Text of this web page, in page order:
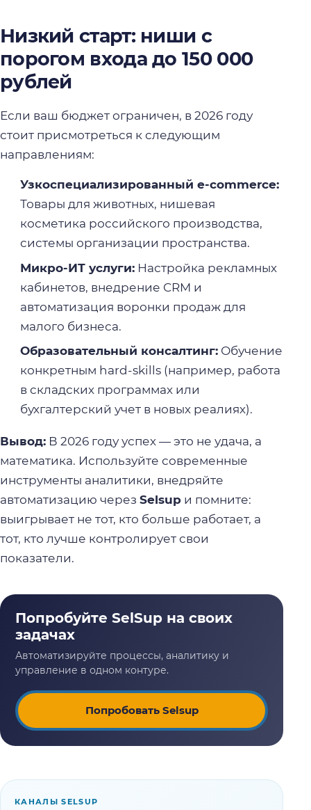
Низкий старт: ниши с
порогом входа до 150 000
рублей
Если ваш бюджет ограничен, в 2026 году
стоит присмотреться к следующим
направлениям:
Узкоспециализированный e-commerce:
Товары для животных, нишевая
косметика российского производства,
системы организации пространства.
Микро-ИТ услуги:Настройка рекламных
кабинетов, внедрение CRM и
автоматизация воронки продаж для
малого бизнеса.
Образовательный консалтинг:Обучение
конкретным hard-skills (например, работа
в складских программах или
бухгалтерский учет в новых реалиях).
Вывод: В 2026 году успех — это не удача, а
математика. Используйте современные
инструменты аналитики, внедряйте
автоматизацию через Selsup и помните:
выигрывает не тот, кто больше работает, а
тот, кто лучше контролирует свои
показатели.
Попробовать Selsup
КАНАЛЫ SELSUP